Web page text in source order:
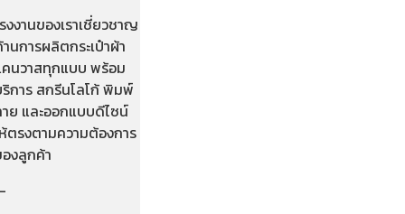
งงานของเราเชี่ยวชาญ
นการผลิตกระเป๋าผ้า
นวาสทุกแบบ พร้อม
การ สกรีนโลโก้ พิมพ์
ย และออกแบบดีไซน์
ตรงตามความต้องการ
งลูกค้า